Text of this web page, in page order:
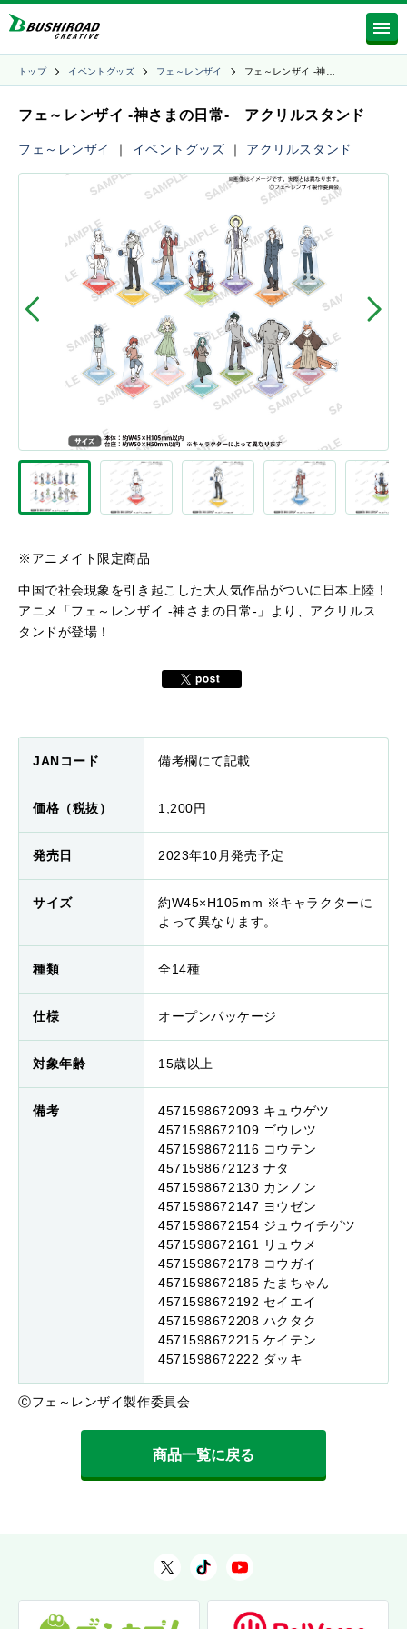
トップ イベントグッズ フェ～レンザイ フェ～レンザイ -神…
フェ～レンザイ -神さまの日常- アクリルスタンド
フェ～レンザイ ｜ イベントグッズ ｜ アクリルスタンド
※アニメイト限定商品
中国で社会現象を引き起こした大人気作品がついに日本上陸！
アニメ「フェ～レンザイ -神さまの日常-」より、アクリルス
タンドが登場！
JANコード 備考欄にて記載
価格（税抜） 1,200円
発売日 2023年10月発売予定
サイズ
約W45×H105mm ※キャラクターに
よって異なります。
種類 全14種
仕様 オープンパッケージ
対象年齢 15歳以上
備考
4571598672093 キュウゲツ
4571598672109 ゴウレツ
4571598672116 コウテン
4571598672123 ナタ
4571598672130 カンノン
4571598672147 ヨウゼン
4571598672154 ジュウイチゲツ
4571598672161 リュウメ
4571598672178 コウガイ
4571598672185 たまちゃん
4571598672192 セイエイ
4571598672208 ハクタク
4571598672215 ケイテン
4571598672222 ダッキ
Ⓒフェ～レンザイ製作委員会
商品一覧に戻る